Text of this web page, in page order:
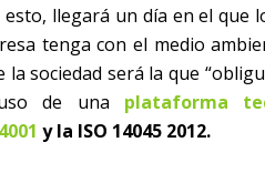
llegará un día en el que
tenga con el medio
sociedad será la que
de una plataforma
y la ISO 14045 2012.